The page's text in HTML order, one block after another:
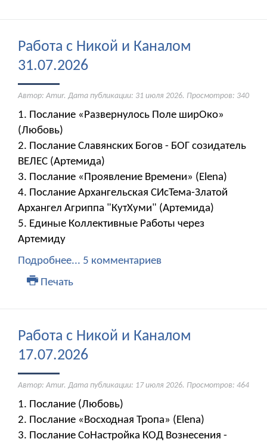
Работа с Никой и Каналом
31.07.2026
Автор: Amur. Дата публикации: 31 июля 2026. Просмотров: 340
1. Послание «Развернулось Поле ширОко»
(Любовь)
2. Послание Славянских Богов - БОГ созидатель
ВЕЛЕС (Артемида)
3. Послание «Проявление Времени» (Elena)
4. Послание Архангельская СИсТема-Златой
Архангел Агриппа "КутХуми" (Артемида)
5. Единые Коллективные Работы через
Артемиду
Подробнее... 5 комментариев
Печать
Работа с Никой и Каналом
17.07.2026
Автор: Amur. Дата публикации: 17 июля 2026. Просмотров: 464
1. Послание (Любовь)
2. Послание «Восходная Тропа» (Elena)
3. Послание СоНастройка КОД Вознесения -